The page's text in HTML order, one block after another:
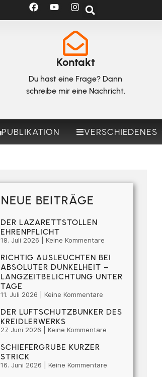
Kontakt
Du hast eine Frage? Dann
schreibe mir eine Nachricht.
PUBLIKATION VERSCHIEDENES
NEUE BEITRÄGE
DER LAZARETTSTOLLEN
EHRENPFLICHT
18. Juli 2026 Keine Kommentare
RICHTIG AUSLEUCHTEN BEI
ABSOLUTER DUNKELHEIT –
LANGZEITBELICHTUNG UNTER
TAGE
11. Juli 2026 Keine Kommentare
DER LUFTSCHUTZBUNKER DES
KREIDLERWERKS
27. Juni 2026 Keine Kommentare
SCHIEFERGRUBE KURZER
STRICK
16. Juni 2026 Keine Kommentare